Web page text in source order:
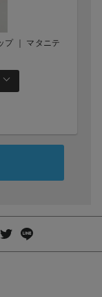
プ ｜ マタニテ